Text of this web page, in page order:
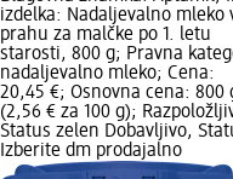
izdelka: Nadaljevalno mleko
prahu za malčke po 1. letu
starosti, 800 g; Pravna
nadaljevalno mleko; Cena:
20,45 €; Osnovna cena: 800
(2,56 € za 100 g);
Status zelen Dobavljivo,
Izberite dm prodajalno